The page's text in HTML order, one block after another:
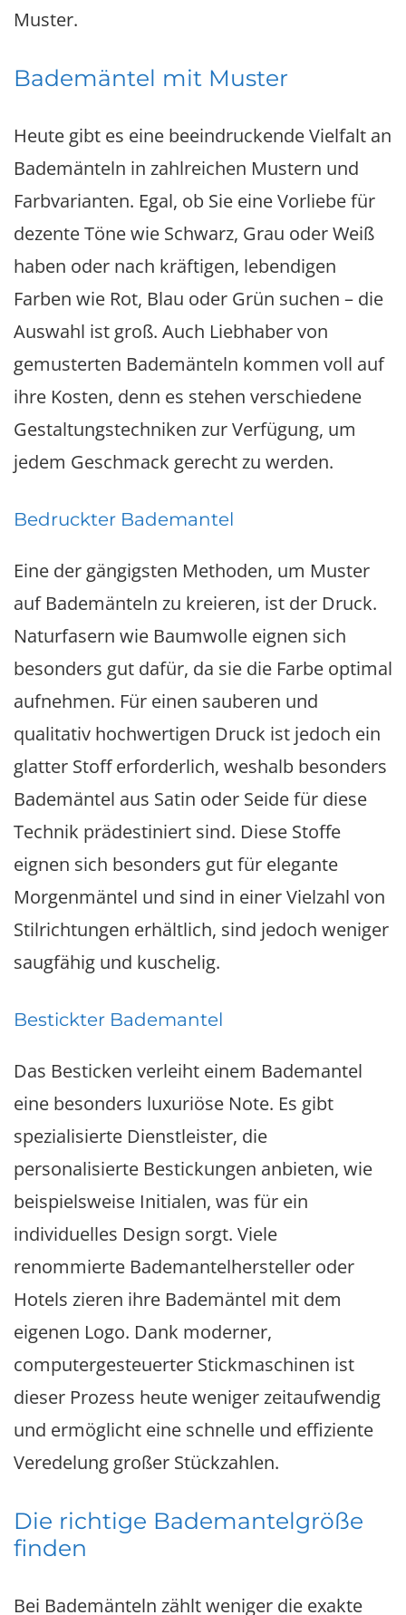
Muster.
Bademäntel mit Muster
Heute gibt es eine beeindruckende Vielfalt an
Bademänteln in zahlreichen Mustern und
Farbvarianten. Egal, ob Sie eine Vorliebe für
dezente Töne wie Schwarz, Grau oder Weiß
haben oder nach kräftigen, lebendigen
Farben wie Rot, Blau oder Grün suchen – die
Auswahl ist groß. Auch Liebhaber von
gemusterten Bademänteln kommen voll auf
ihre Kosten, denn es stehen verschiedene
Gestaltungstechniken zur Verfügung, um
jedem Geschmack gerecht zu werden.
Bedruckter Bademantel
Eine der gängigsten Methoden, um Muster
auf Bademänteln zu kreieren, ist der Druck.
Naturfasern wie Baumwolle eignen sich
besonders gut dafür, da sie die Farbe optimal
aufnehmen. Für einen sauberen und
qualitativ hochwertigen Druck ist jedoch ein
glatter Stoff erforderlich, weshalb besonders
Bademäntel aus Satin oder Seide für diese
Technik prädestiniert sind. Diese Stoffe
eignen sich besonders gut für elegante
Morgenmäntel und sind in einer Vielzahl von
Stilrichtungen erhältlich, sind jedoch weniger
saugfähig und kuschelig.
Bestickter Bademantel
Das Besticken verleiht einem Bademantel
eine besonders luxuriöse Note. Es gibt
spezialisierte Dienstleister, die
personalisierte Bestickungen anbieten, wie
beispielsweise Initialen, was für ein
individuelles Design sorgt. Viele
renommierte Bademantelhersteller oder
Hotels zieren ihre Bademäntel mit dem
eigenen Logo. Dank moderner,
computergesteuerter Stickmaschinen ist
dieser Prozess heute weniger zeitaufwendig
und ermöglicht eine schnelle und effiziente
Veredelung großer Stückzahlen.
Die richtige Bademantelgröße
finden
Bei Bademänteln zählt weniger die exakte